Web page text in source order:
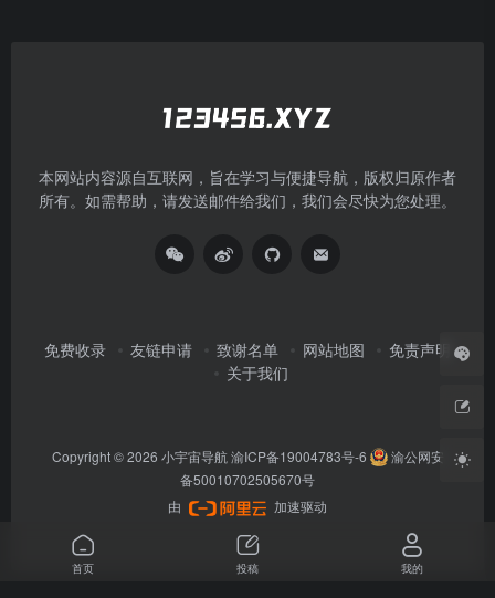
本网站内容源自互联网，旨在学习与便捷导航，版权归原作者
所有。如需帮助，请发送邮件给我们，我们会尽快为您处理。
免费收录 友链申请 致谢名单 网站地图
免责声明
关于我们
Copyright © 2026 小宇宙导航 渝ICP备19004783号-6
渝公网安
备50010702505670号
由
加速驱动
首页 投稿 我的